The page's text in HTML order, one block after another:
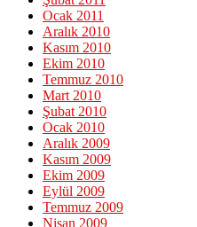
Ocak 2011
Aralık 2010
Kasım 2010
Ekim 2010
Temmuz 2010
Mart 2010
Şubat 2010
Ocak 2010
Aralık 2009
Kasım 2009
Ekim 2009
Eylül 2009
Temmuz 2009
Nisan 2009